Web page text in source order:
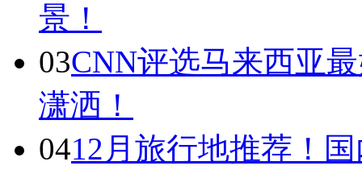
景！
03CNN评选马来西亚
潇洒！
0412月旅行地推荐！